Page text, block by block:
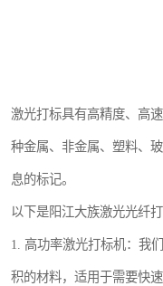
激光打标具有高精度、高
种金属、非金属、塑料、
息的标记。
以下是阳江大族激光光纤
1. 高功率激光打标机：我
积的材料，适用于需要快